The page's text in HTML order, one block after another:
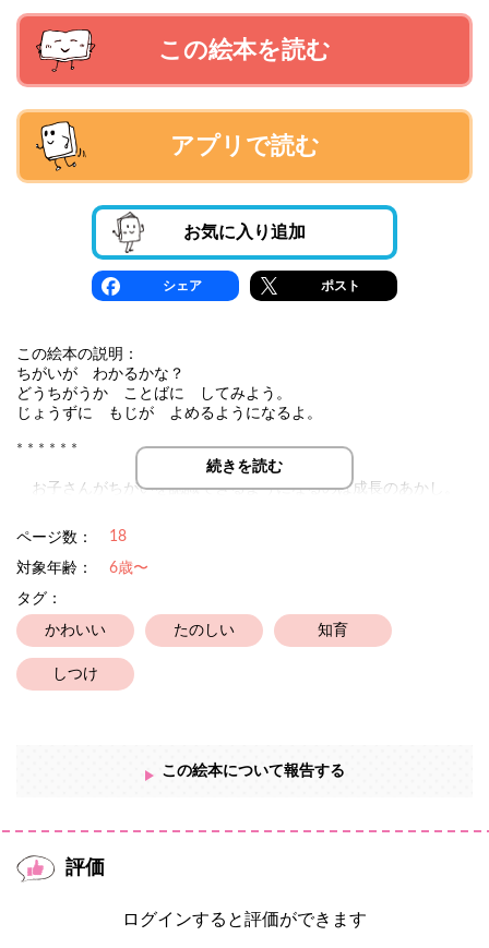
この絵本を読む
アプリで読む
お気に入り追加
シェア ポスト
この絵本の説明：
ちがいが わかるかな？
どうちがうか ことばに してみよう。
じょうずに もじが よめるようになるよ。
* * * * * *
お子さんがちがいを認識できるようになるのは成長のあかし。
てください。言語表現力（げんごひょうげんりょく）を育むとと
もに、漢字への興味を高める絵本です。主にプレ小学生のお子さ
んを対象としていますが、それ以下のお子さんにとっても、文字
* * * * * *
画面構成、文は丹斗大巴。イラスト素材はイラストAC様。
続きを読む
ページ数： 18
対象年齢：
6歳〜
タグ：
かわいい たのしい 知育
しつけ
この絵本について報告する
評価
ログインすると評価ができます